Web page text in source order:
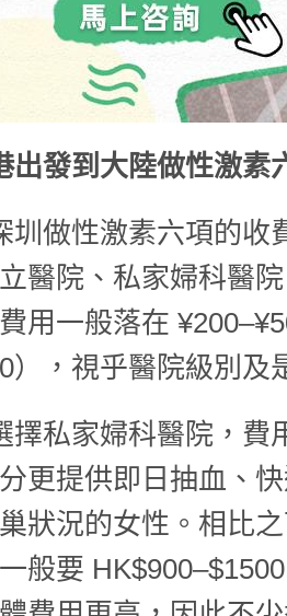
出發到大陸做性激素
圳做性激素六項的收
醫院、私家婦科醫
用一般落在
），視乎醫院級別及
擇私家婦科醫院，費
更提供即日抽血、
狀況的女性。相比
般要